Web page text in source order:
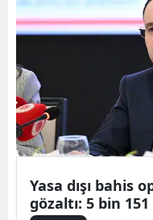
Yasa dışı bahis
gözaltı: 5 bin